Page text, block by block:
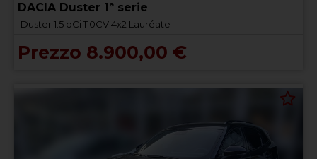
DACIA Duster 1ª serie
Duster 1.5 dCi 110CV 4x2 Lauréate
Prezzo 8.900,00 €